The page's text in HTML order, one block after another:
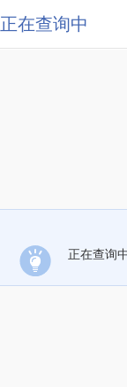
正在查询中
正在查询